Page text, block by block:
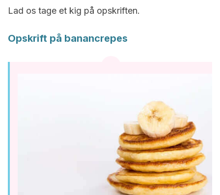
Lad os tage et kig på opskriften.
Opskrift på banancrepes